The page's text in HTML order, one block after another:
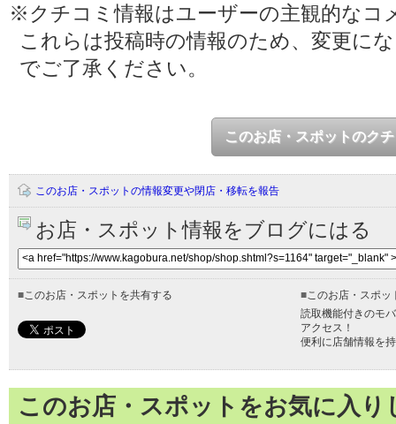
※クチコミ情報はユーザーの主観的なコ
これらは投稿時の情報のため、変更に
でご了承ください。
このお店・スポットのク
このお店・スポットの情報変更や閉店・移転を報告
お店・スポット情報をブログにはる
■ このお店・スポットを共有する ■ このお店・スポ
読取機能付きのモ
アクセス！
便利に店舗情報を
このお店・スポットをお気に入